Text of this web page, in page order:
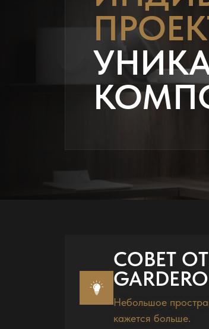
СОВЕТ
Небольшое
кажется больше.